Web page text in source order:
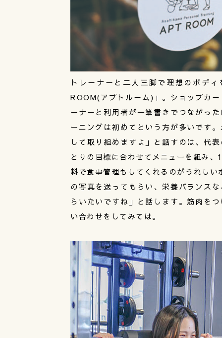
トレーナーと二人三脚で理想のボデ
ROOM(アプトルーム)」。ショップカ
ーナーと利用者が一筆書きでつながっ
ーニングは初めてという方が多いです
して取り組めますよ」と話すのは、代
とりの目標に合わせてメニューを組み
料で食事管理もしてくれるのがうれし
の写真を送ってもらい、栄養バランス
らいたいですね」と話します。筋肉を
い合わせをしてみては。